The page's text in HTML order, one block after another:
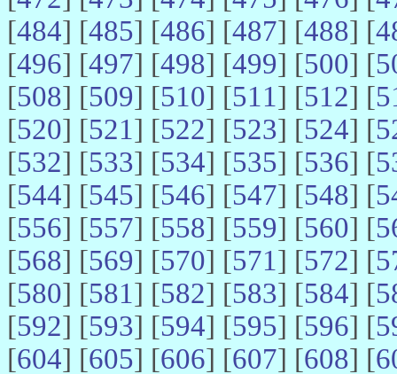
[484] [485] [486] [487] [488] [
[496] [497] [498] [499] [500] [
[508] [509] [510] [511] [512] [
[520] [521] [522] [523] [524] [
[532] [533] [534] [535] [536] [
[544] [545] [546] [547] [548] [
[556] [557] [558] [559] [560] [
[568] [569] [570] [571] [572] [
[580] [581] [582] [583] [584] [
[592] [593] [594] [595] [596] [
[604] [605] [606] [607] [608] [